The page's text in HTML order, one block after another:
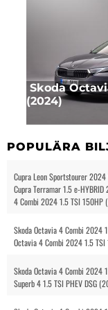
Skoda
(2024)
POPULÄRA
Cupra Leon Sportstourer
Cupra Terramar 1.5 e-
4 Combi 2024 1.5 TSI 150HP
Skoda Octavia 4 Combi 2024
Octavia 4 Combi 2024 1.5
Skoda Octavia 4 Combi 2024
Superb 4 1.5 TSI PHEV DSG